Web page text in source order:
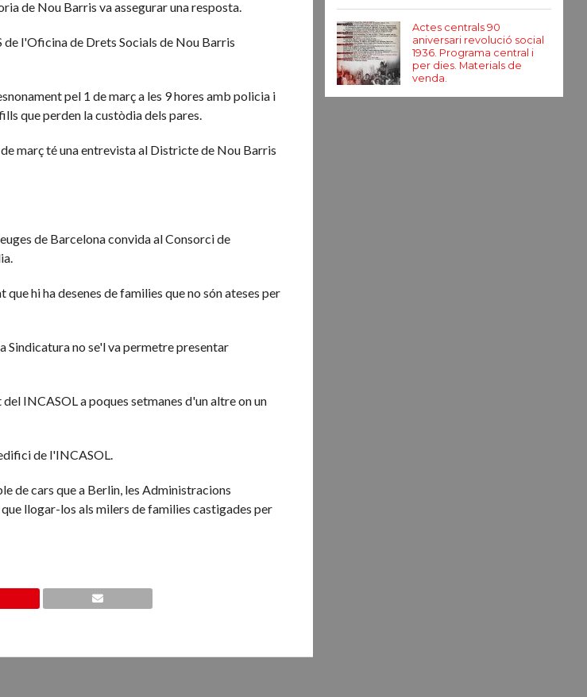
de Nou Barris va assegurar una resposta.
de l'Oficina de Drets Socials de Nou Barris
pel 1 de març a les 9 hores amb policia i
que perden la custòdia dels pares.
març té una entrevista al Districte de Nou Barris
de Barcelona convida al Consorci de
hi ha desenes de families que no són ateses per
no se'l va permetre presentar
INCASOL a poques setmanes d'un altre on un
de l'INCASOL.
de cars que a Berlin, les Administracions
llogar-los als milers de families castigades per
Actes centrals 90
aniversari revolució social
1936. Programa central i
per dies. Materials de
venda.